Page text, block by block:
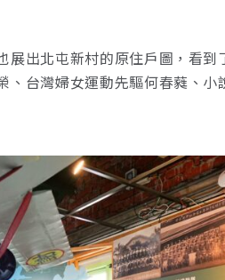
出北屯新村的原住戶圖，看
、台灣婦女運動先驅何春蕤、小